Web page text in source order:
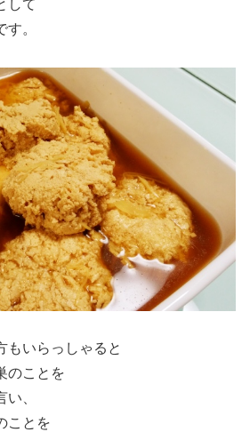
して
。
もいらっしゃると
のことを
い、
ことを